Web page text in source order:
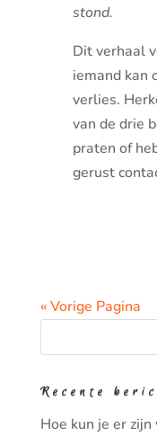
stond.
Dit verhaal
iemand kan
verlies.
van de drie
praten of
gerust
« Vorige Pagina
Recente
Hoe kun je er